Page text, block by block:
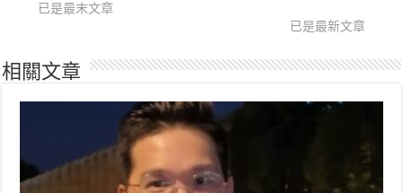
已是最末文章
已是最新文章
相關文章